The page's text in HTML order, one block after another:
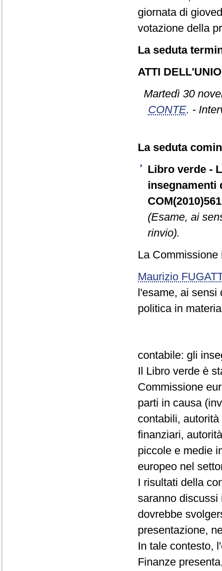
giornata di
votazione della
La seduta
ATTI
Martedì 30
CONTE. -
La seduta
Libro verde -
insegnamenti
(Esame, ai
rinvio).
La
Maurizio
l'esame, ai sensi
politica in
contabile: gli
Il Libro verde è
Commissione
parti in causa
contabili,
finanziari,
piccole e medie
europeo nel
I risultati della
saranno discussi
dovrebbe
presentazione,
In tale contesto,
Finanze